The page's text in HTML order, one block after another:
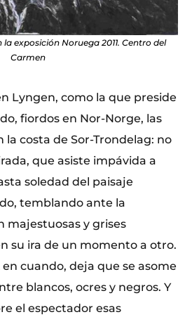
exposición Noruega 2011. Centro del
Carmen
Lyngen, como la que preside
fiordos en Nor-Norge, las
la costa de Sor-Trondelag: no
que asiste impávida a
soledad del paisaje
temblando ante la
majestuosas y grises
su ira de un momento a otro.
en cuando, deja que se asome
blancos, ocres y negros. Y
el espectador esas